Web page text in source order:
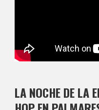
LA NOCHE DE LA